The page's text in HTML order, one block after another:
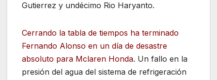
Gutierrez y undécimo Rio Haryanto.
Cerrando la tabla de tiempos ha terminado
Fernando Alonso en un día de desastre
absoluto para Mclaren Honda. Un fallo en la
presión del agua del sistema de refrigeración